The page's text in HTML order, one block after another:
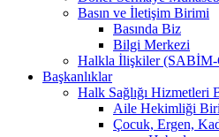
Basın ve İletişim Birimi
Basında Biz
Bilgi Merkezi
Halkla İlişkiler
Başkanlıklar
Halk Sağlığı Hizmetleri
Aile Hekimliği
Çocuk, Ergen,